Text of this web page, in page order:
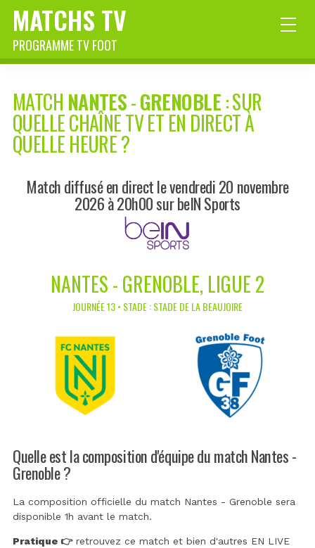
MATCHS TV
PROGRAMME TV FOOT
MATCH NANTES-GRENOBLE: SUR
QUELLE CHAÎNE TV ET EN DIRECT À
QUELLE HEURE ?
Match diffusé en direct le vendredi 20 novembre
2026 à 20h00 sur beIN Sports
NANTES - GRENOBLE, LIGUE 2
JOURNÉE 13 • STADE : STADE DE LA BEAUJOIRE
Quelle est la composition d'équipe du match Nantes -
Grenoble ?
La composition officielle du match Nantes - Grenoble sera
disponible 1h avant le match.
Pratique 👉retrouvez ce match et bien d'autres EN LIVE